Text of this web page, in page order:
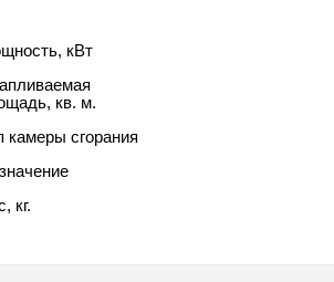
кВт
кв. м.
камеры сгорания
кг.